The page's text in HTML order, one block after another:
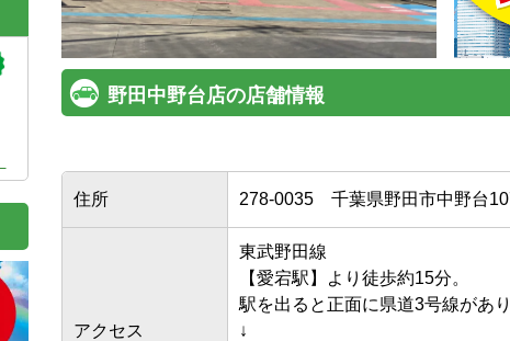
野田中野台店の店舗情報
住所 278-0035 千葉県野田市中野台
アクセス
東武野田線
【愛宕駅】より徒歩約15分。
駅を出ると正面に県道3号線があ
↓